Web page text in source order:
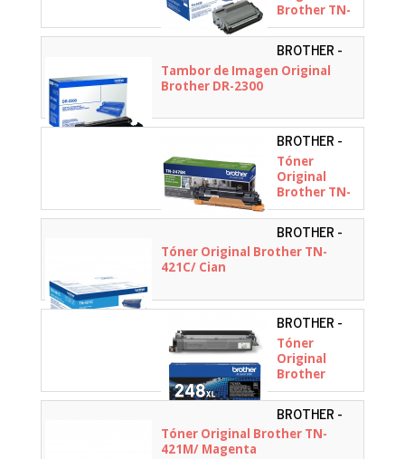
Brother TN-
3430/ Negro
BROTHER -
DR2300
Tambor de Imagen Original
Brother DR-2300
BROTHER -
TN247BK
Tóner
Original
Brother TN-
247BK Alta
Capacidad/
Negro
BROTHER -
TN421C
Tóner Original Brother TN-
421C/ Cian
BROTHER -
TN248XLBK
Tóner
Original
Brother
TN248XLBK
Alta
Capacidad/
Negro
BROTHER -
TN421M
Tóner Original Brother TN-
421M/ Magenta